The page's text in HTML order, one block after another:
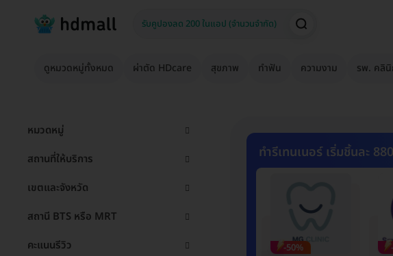
ดูหมวดหมู่ทั้งหมด ผ่าตัด HDcare สุขภาพ ทำฟัน ความงาม รพ. คลิ
หมวดหมู่
สถานที่ให้บริการ
เขตและจังหวัด
สถานี BTS หรือ MRT
คะแนนรีวิว
ทำรีเทนเนอร์ เริ่มชิ้นละ
-50%